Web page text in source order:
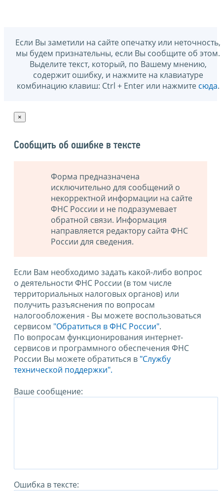
Если Вы заметили на сайте опечатку или неточность,
мы будем признательны, если Вы сообщите об этом.
Выделите текст, который, по Вашему мнению,
содержит ошибку, и нажмите на клавиатуре
комбинацию клавиш: Ctrl + Enter или нажмите сюда.
×
Сообщить об ошибке в тексте
Форма предназначена
исключительно для сообщений о
некорректной информации на сайте
ФНС России и не подразумевает
обратной связи. Информация
направляется редактору сайта ФНС
России для сведения.
Если Вам необходимо задать какой-либо вопрос
о деятельности ФНС России (в том числе
территориальных налоговых органов) или
получить разъяснения по вопросам
налогообложения - Вы можете воспользоваться
сервисом "Обратиться в ФНС России".
По вопросам функционирования интернет-
сервисов и программного обеспечения ФНС
России Вы можете обратиться в "Службу
технической поддержки".
Ваше сообщение:
Ошибка в тексте: